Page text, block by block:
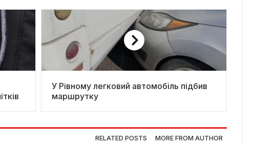
У Рівному легковий автомобіль підбив
маршрутку
RELATED POSTS MORE FROM AUTHOR